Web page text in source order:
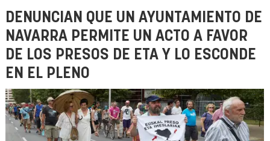
DENUNCIAN QUE UN AYUNTAMIENTO DE
NAVARRA PERMITE UN ACTO A FAVOR
DE LOS PRESOS DE ETA Y LO ESCONDE
EN EL PLENO